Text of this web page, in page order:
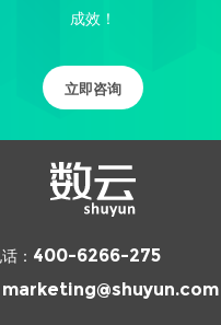
成效！
立即咨询
： 400-6266-275
marketing@shuyun.com